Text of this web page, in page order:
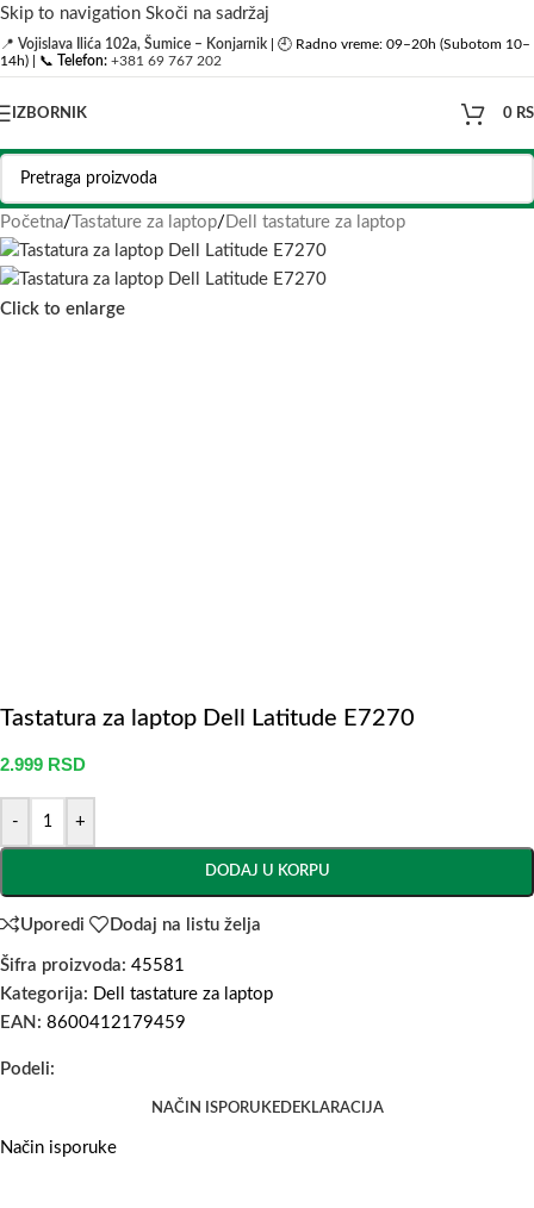
Skip to navigation Skoči na sadržaj
📍 Vojislava Ilića 102a, Šumice – Konjarnik | 🕘 Radno vreme: 09–20h (Subotom 10–
14h) | 📞 Telefon: +381 69 767 202
IZBORNIK 0
Početna/ Tastature za laptop/ Dell tastature za laptop
Click to enlarge
Tastatura za laptop Dell Latitude E7270
2.999 RSD
- +
DODAJ U KORPU
Uporedi Dodaj na listu želja
Šifra proizvoda: 45581
Kategorija: Dell tastature za laptop
EAN: 8600412179459
Podeli:
NAČIN ISPORUKEDEKLARACIJA
Način isporuke